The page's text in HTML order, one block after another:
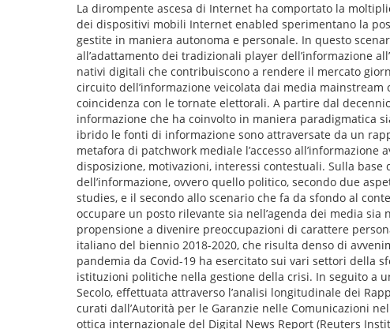
La dirompente ascesa di Internet ha comportato la
dei dispositivi mobili Internet enabled sperimentano la
gestite in maniera autonoma e personale. In questo
all’adattamento dei tradizionali player dell’informazione
nativi digitali che contribuiscono a rendere il mercato
circuito dell’informazione veicolata dai media
coincidenza con le tornate elettorali. A partire dal
informazione che ha coinvolto in maniera paradigmatica
ibrido le fonti di informazione sono attraversate da un
metafora di patchwork mediale l’accesso
disposizione, motivazioni, interessi contestuali. Sulla base
dell’informazione, ovvero quello politico, secondo due
studies, e il secondo allo scenario che fa da sfondo al
occupare un posto rilevante sia nell’agenda dei media
propensione a divenire preoccupazioni di carattere
italiano del biennio 2018-2020, che risulta denso di
pandemia da Covid-19 ha esercitato sui vari settori della
istituzioni politiche nella gestione della crisi. In seguito a
Secolo, effettuata attraverso l’analisi longitudinale dei
curati dall’Autorità per le Garanzie nelle Comunicazioni
ottica internazionale del Digital News Report (Reuters